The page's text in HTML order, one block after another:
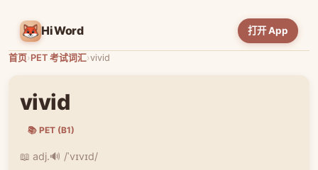
HiWord 打开 App
首页›PET 考试词汇›vivid
vivid
📚 PET (B1)
📖 adj.🔊 /ˈvɪvɪd/